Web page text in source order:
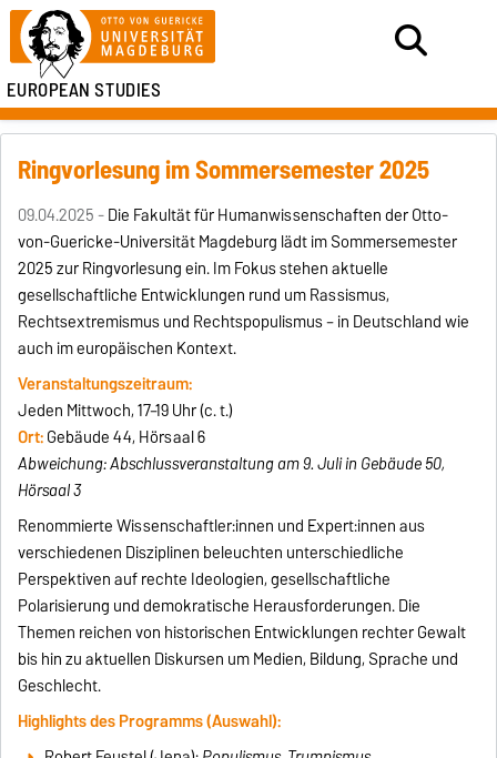
EUROPEAN STUDIES
Ringvorlesung im Sommersemester 2025
09.04.2025 -Die Fakultät für Humanwissenschaften der Otto-
von-Guericke-Universität Magdeburg lädt im Sommersemester
2025 zur Ringvorlesung ein. Im Fokus stehen aktuelle
gesellschaftliche Entwicklungen rund um Rassismus,
Rechtsextremismus und Rechtspopulismus – in Deutschland wie
auch im europäischen Kontext.
Veranstaltungszeitraum:
Jeden Mittwoch, 17–19 Uhr (c. t.)
Ort:Gebäude 44, Hörsaal 6
Abweichung: Abschlussveranstaltung am 9. Juli in Gebäude 50,
Hörsaal 3
Renommierte Wissenschaftler:innen und Expert:innen aus
verschiedenen Disziplinen beleuchten unterschiedliche
Perspektiven auf rechte Ideologien, gesellschaftliche
Polarisierung und demokratische Herausforderungen. Die
Themen reichen von historischen Entwicklungen rechter Gewalt
bis hin zu aktuellen Diskursen um Medien, Bildung, Sprache und
Geschlecht.
Highlights des Programms (Auswahl):